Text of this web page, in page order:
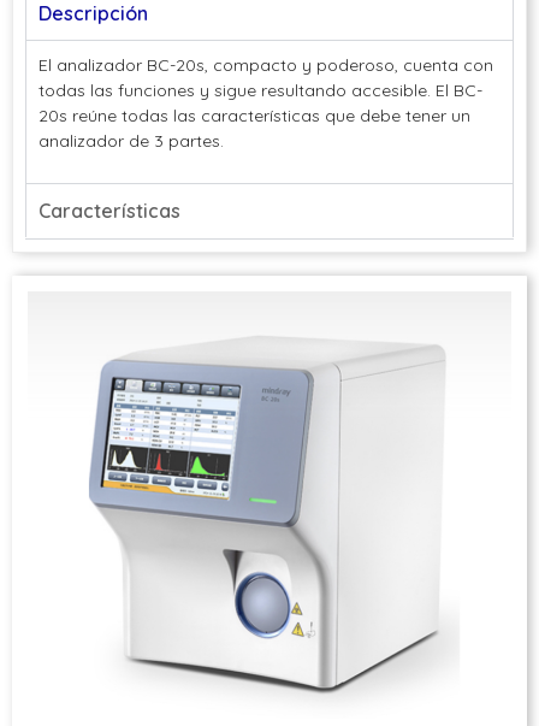
Descripción
El analizador BC-20s, compacto y poderoso, cuenta con
todas las funciones y sigue resultando accesible. El BC-
20s reúne todas las características que debe tener un
analizador de 3 partes.
Características